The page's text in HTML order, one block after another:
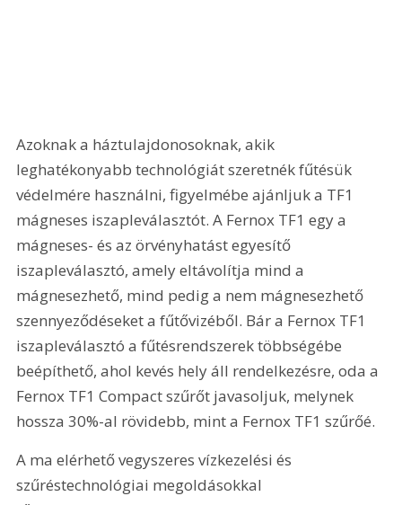
Azoknak a háztulajdonosoknak, akik
leghatékonyabb technológiát szeretnék fűtésük
védelmére használni, figyelmébe ajánljuk a TF1
mágneses iszapleválasztót. A Fernox TF1 egy a
mágneses- és az örvényhatást egyesítő
iszapleválasztó, amely eltávolítja mind a
mágnesezhető, mind pedig a nem mágnesezhető
szennyeződéseket a fűtővizéből. Bár a Fernox TF1
iszapleválasztó a fűtésrendszerek többségébe
beépíthető, ahol kevés hely áll rendelkezésre, oda a
Fernox TF1 Compact szűrőt javasoljuk, melynek
hossza 30%-al rövidebb, mint a Fernox TF1 szűrőé.
A ma elérhető vegyszeres vízkezelési és
szűréstechnológiai megoldásokkal